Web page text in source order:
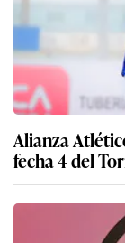
Alianza